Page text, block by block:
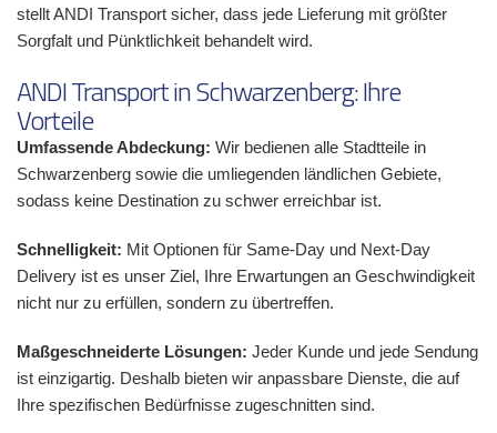
stellt ANDI Transport sicher, dass jede Lieferung mit größter
Sorgfalt und Pünktlichkeit behandelt wird.
ANDI Transport in Schwarzenberg: Ihre
Vorteile
Umfassende Abdeckung: Wir bedienen alle Stadtteile in
Schwarzenberg sowie die umliegenden ländlichen Gebiete,
sodass keine Destination zu schwer erreichbar ist.
Schnelligkeit: Mit Optionen für Same-Day und Next-Day
Delivery ist es unser Ziel, Ihre Erwartungen an Geschwindigkeit
nicht nur zu erfüllen, sondern zu übertreffen.
Maßgeschneiderte Lösungen: Jeder Kunde und jede Sendung
ist einzigartig. Deshalb bieten wir anpassbare Dienste, die auf
Ihre spezifischen Bedürfnisse zugeschnitten sind.